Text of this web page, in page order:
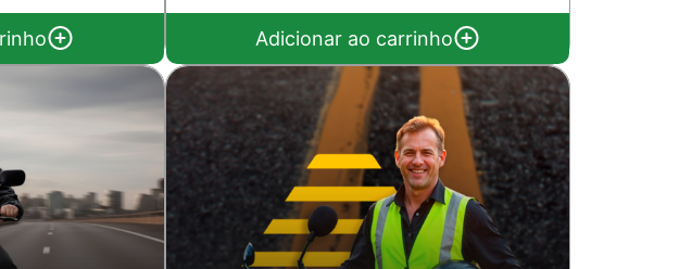
Adicionar ao carrinho